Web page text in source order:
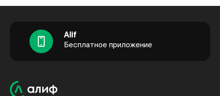
Alif
Бесплатное приложение